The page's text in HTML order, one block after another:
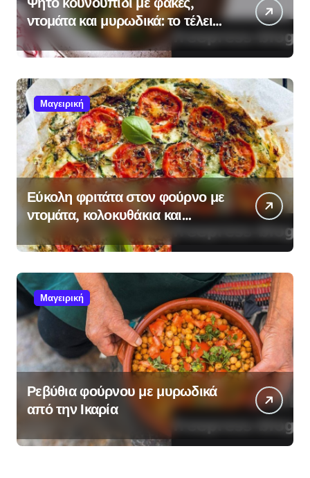
ντομάτα και μυρωδικά: το τέλειο
fuel bowl με ελάχιστες
θερμίδες, φουλ αντιοξειδωτικά!
Μαγειρική
Εύκολη φριτάτα στον φούρνο με
ντομάτα, κολοκυθάκια και
Μαγειρική
Ρεβύθια φούρνου με μυρωδικά
από την Ικαρία